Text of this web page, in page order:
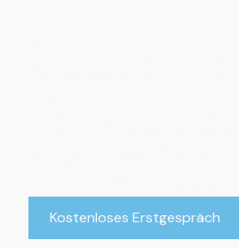
Wir übernehmen Ihre
finden die beste Lösung
Kostenloses Erstgespräch